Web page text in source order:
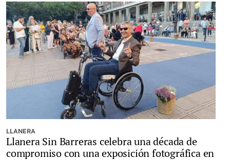
LLANERA
Llanera Sin Barreras celebra una década de
compromiso con una exposición fotográfica en